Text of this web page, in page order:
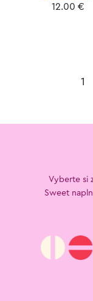
Hodnotenie
12.00 €
1
Vyberte si
Sweet